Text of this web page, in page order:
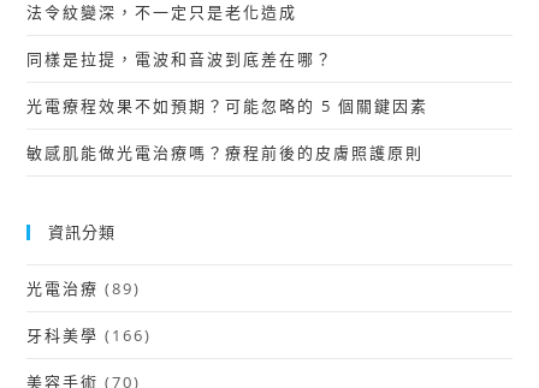
法令紋變深，不一定只是老化造成
同樣是拉提，電波和音波到底差在哪？
光電療程效果不如預期？可能忽略的 5 個關鍵因素
敏感肌能做光電治療嗎？療程前後的皮膚照護原則
資訊分類
光電治療 (89)
牙科美學 (166)
美容手術 (70)